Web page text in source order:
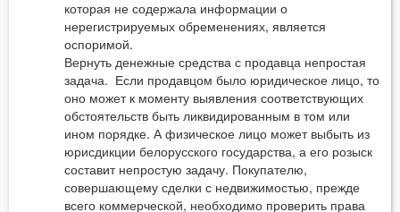
которая не содержала информации о
нерегистрируемых обременениях, является
оспоримой.
Вернуть денежные средства с продавца непростая
задача. Если продавцом было юридическое лицо, то
оно может к моменту выявления соответствующих
обстоятельств быть ликвидированным в том или
ином порядке. А физическое лицо может выбыть из
юрисдикции белорусского государства, а его розыск
составит непростую задачу. Покупателю,
совершающему сделки с недвижимостью, прежде
всего коммерческой, необходимо проверить права